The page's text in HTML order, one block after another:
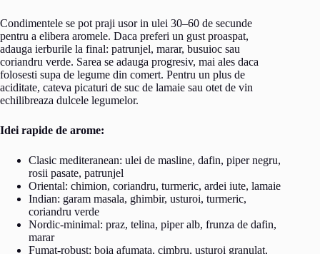
Condimentele se pot praji usor in ulei 30–60 de secunde
pentru a elibera aromele. Daca preferi un gust proaspat,
adauga ierburile la final: patrunjel, marar, busuioc sau
coriandru verde. Sarea se adauga progresiv, mai ales daca
folosesti supa de legume din comert. Pentru un plus de
aciditate, cateva picaturi de suc de lamaie sau otet de vin
echilibreaza dulcele legumelor.
Idei rapide de arome:
Clasic mediteranean: ulei de masline, dafin, piper negru,
rosii pasate, patrunjel
Oriental: chimion, coriandru, turmeric, ardei iute, lamaie
Indian: garam masala, ghimbir, usturoi, turmeric,
coriandru verde
Nordic-minimal: praz, telina, piper alb, frunza de dafin,
marar
Fumat-robust: boia afumata, cimbru, usturoi granulat,